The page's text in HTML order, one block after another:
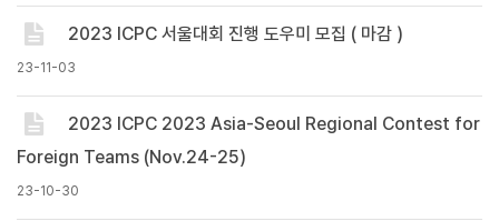
2023 ICPC 서울대회 진행 도우미 모집 ( 마감 )
23-11-03
2023 ICPC 2023 Asia-Seoul Regional Contest for
Foreign Teams (Nov.24-25)
23-10-30